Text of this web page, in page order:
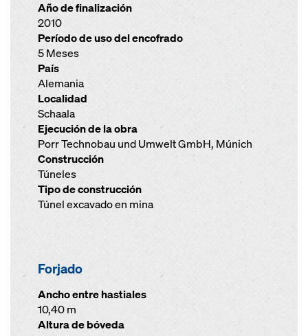
Año de finalización
2010
Período de uso del encofrado
5 Meses
País
Alemania
Localidad
Schaala
Ejecución de la obra
Porr Technobau und Umwelt GmbH, Múnich
Construcción
Túneles
Tipo de construcción
Túnel excavado en mina
Forjado
Ancho entre hastiales
10,40 m
Altura de bóveda